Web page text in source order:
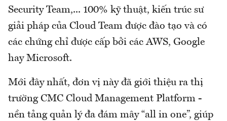
Security Team,... 100% kỹ thuật, kiến trúc sư
giải pháp của Cloud Team được đào tạo và có
các chứng chỉ được cấp bởi các AWS, Google
hay Microsoft.
Mới đây nhất, đơn vị này đã giới thiệu ra thị
trường CMC Cloud Management Platform -
nền tảng quản lý đa đám mây “all in one”, giúp